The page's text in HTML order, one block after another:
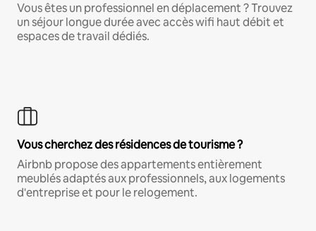
Vous êtes un professionnel en déplacement ? Trouvez
un séjour longue durée avec accès wifi haut débit et
espaces de travail dédiés.
Vous cherchez des résidences de tourisme ?
Airbnb propose des appartements entièrement
meublés adaptés aux professionnels, aux logements
d'entreprise et pour le relogement.